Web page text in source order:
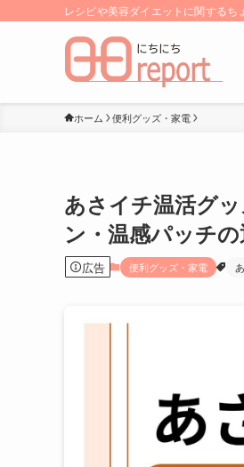
レシピや美容ダイエットに関するち
ホーム 便利グッズ・家電
あさイチ温活グ
ン・温感パッチ
広告 便利グッズ・家電